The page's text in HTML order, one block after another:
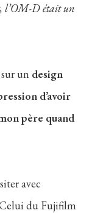
l’OM-D était un
un design
d’avoir
père quand
avec
du Fujifilm